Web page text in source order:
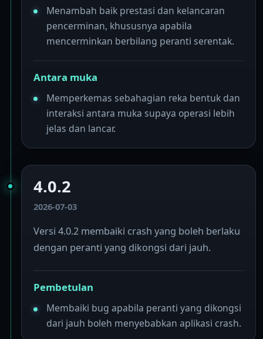
Menambah baik prestasi dan kelancaran
pencerminan, khususnya apabila
mencerminkan berbilang peranti serentak.
Antara muka
Memperkemas sebahagian reka bentuk dan
interaksi antara muka supaya operasi lebih
jelas dan lancar.
4.0.2
2026-07-03
Versi 4.0.2 membaiki crash yang boleh berlaku
dengan peranti yang dikongsi dari jauh.
Pembetulan
Membaiki bug apabila peranti yang dikongsi
dari jauh boleh menyebabkan aplikasi crash.